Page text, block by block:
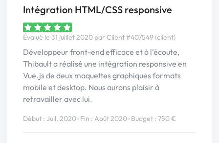
Intégration HTML/CSS responsive
Évalué le 31 juillet 2020 par Client #407549 (client)
Développeur front-end efficace et à l'écoute,
Thibault a réalisé une intégration responsive en
Vue.js de deux maquettes graphiques formats
mobile et desktop. Nous aurons plaisir à
retravailler avec lui.
Début : Juil. 2020•Fin : Août 2020•Budget : 750 €